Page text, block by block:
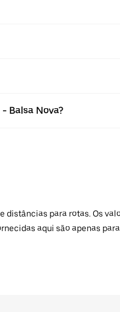
Balsa Nova?
para rotas. Os
aqui são apenas